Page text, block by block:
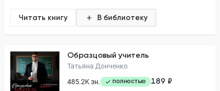
Читать книгу В библиотеку
Образцовый учитель
Татьяна Донченко
485.2K зн.
ПОЛНОСТЬЮ 189 ₽